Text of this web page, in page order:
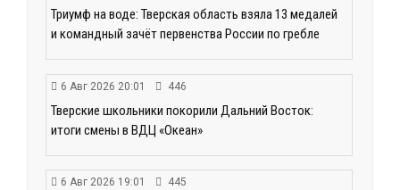
Триумф на воде: Тверская область взяла 13 медалей
и командный зачёт первенства России по гребле
6 Авг 2026 20:01 446
Тверские школьники покорили Дальний Восток:
итоги смены в ВДЦ «Океан»
6 Авг 2026 19:01 445